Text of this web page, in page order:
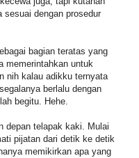
sesuai dengan prosedur
bagian teratas yang
memerintahkan untuk
nih kalau adikku ternyata
berlalu dengan
begitu. Hehe.
depan telapak kaki. Mulai
pijatan dari detik ke detik
memikirkan apa yang